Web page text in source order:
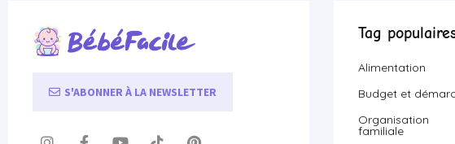
S'ABONNER À LA NEWSLETTER
Tag
Alimentation
Budget et
Organisation
familiale